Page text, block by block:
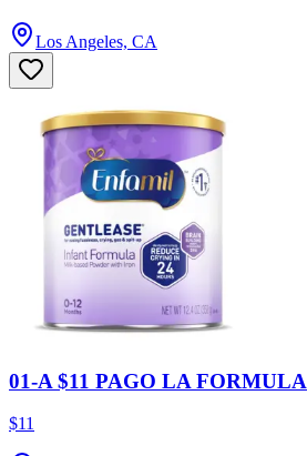
Los Angeles, CA
01-A $11 PAGO LA FORMULA
$11